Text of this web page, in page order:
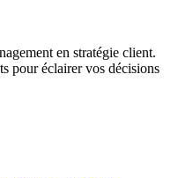
en stratégie client.
pour éclairer vos décisions